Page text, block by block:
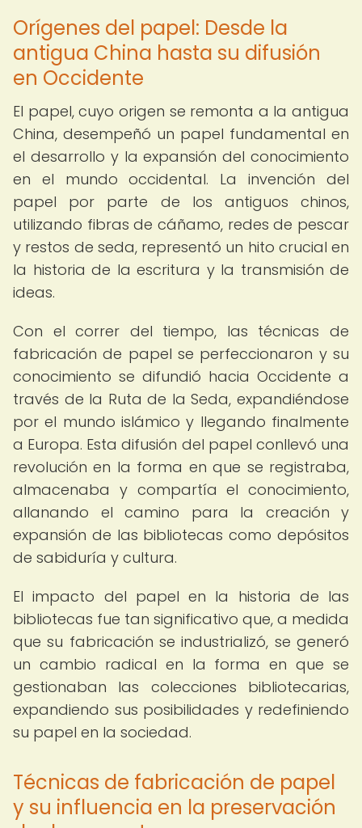
Orígenes del papel: Desde la
antigua China hasta su difusión
en Occidente
El papel, cuyo origen se remonta a la antigua
China, desempeñó un papel fundamental en
el desarrollo y la expansión del conocimiento
en el mundo occidental. La invención del
papel por parte de los antiguos chinos,
utilizando fibras de cáñamo, redes de pescar
y restos de seda, representó un hito crucial en
la historia de la escritura y la transmisión de
ideas.
Con el correr del tiempo, las técnicas de
fabricación de papel se perfeccionaron y su
conocimiento se difundió hacia Occidente a
través de la Ruta de la Seda, expandiéndose
por el mundo islámico y llegando finalmente
a Europa. Esta difusión del papel conllevó una
revolución en la forma en que se registraba,
almacenaba y compartía el conocimiento,
allanando el camino para la creación y
expansión de las bibliotecas como depósitos
de sabiduría y cultura.
El impacto del papel en la historia de las
bibliotecas fue tan significativo que, a medida
que su fabricación se industrializó, se generó
un cambio radical en la forma en que se
gestionaban las colecciones bibliotecarias,
expandiendo sus posibilidades y redefiniendo
su papel en la sociedad.
Técnicas de fabricación de papel
y su influencia en la preservación